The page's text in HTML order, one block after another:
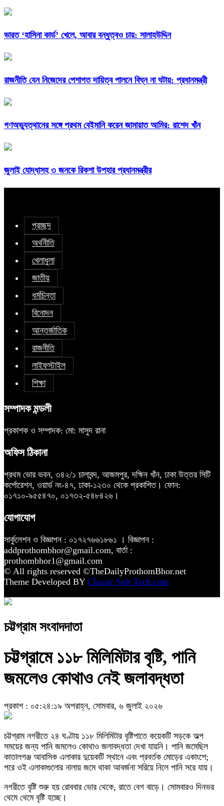
ভারত ‘হাসিনা কার্ড’ খেলে, আবার বন্ধুত্বও চায়: সালাহউদ্দিন
রাজনীতি যেন নিজেদের পেশাগত দায়িত্ব পালনে বিঘ্ন না ঘটায়: প্রধানমন্ত্রী
গণঅভ্যুত্থানের সঙ্গে প্রথম বেইমানি করেন জামায়াত আমির: রাশেদ খাঁন
জুলাই যোদ্ধাসহ ৩ জনকে রিকশা উপহার প্রধানমন্ত্রীর
প্রচ্ছদ
অর্থনীতি
খেলাধুলা
জাতীয়
ধর্মচিন্তা
বিনোদন
আন্তর্জাতিক
রাজনীতি
লাইফস্টাইল
শিক্ষা
সম্পাদক মন্ডলী
প্রকাশক ও সম্পাদক: মো: মাসুদ রানা
অফিস ঠিকানা
প্রথম ভোর ভবন, ৩৪২/১ চালাবন্দ, আজমপুর, দক্ষিন খাঁন, ঢাকা উত্তর সিটি
কর্পোরেশন, ওয়ার্ড নং-৪৭, ঢাকা-১২৩০ থেকে প্রকাশিত। ফোন:
০১৭১০-৯৫৫৪৭০, ০১৭৩২-৫৪৮৪২৬।
যোগাযোগ
সার্কুলেশন ও বিজ্ঞাপন : ০১৭২৭৬৬১৮৬১ । বিজ্ঞাপন :
addprothombhor@gmail.com, বার্তা :
prothombhor1@gmail.com
© All rights reserved ©TheDailyProthomBhor.net
Theme Developed BY Classic Soft Tech.com
চট্টগ্রাম সংবাদদাতা
চট্টগ্রামে ১১৮ মিলিমিটার বৃষ্টি, পানি
জমলেও কোথাও নেই জলাবদ্ধতা
প্রকাশ : ০৫:২৪:১৯ অপরাহ্ন, সোমবার, ৬ জুলাই ২০২৬
চট্টগ্রাম নগরীতে ২৪ ঘণ্টায় ১১৮ মিলিমিটার বৃষ্টিপাতে কয়েকটি সড়কে অল্প
সময়ের জন্য পানি জমলেও কোথাও জলাবদ্ধতা দেখা যায়নি। পানি জমেছিল
কাতালগঞ্জ আবাসিক এলাকার দুয়েকটি স্থানে এবং প্রবর্তক মোড়ের একাংশে;
পরে ওই এলাকাগুলোর নালায় জমে থাকা আবর্জনা সরিয়ে নিলে পানি সরে যায়।
নগরীতে বৃষ্টি শুরু হয় রোববার ভোর থেকে, রাতে বেগ বাড়ে। সোমবারও দিনভর
থেমে থেমে বৃষ্টি হচ্ছে।